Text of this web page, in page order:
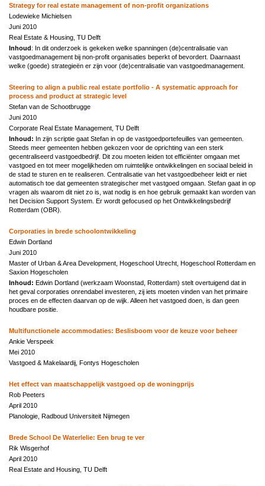
Strategy for real estate management of non-profit organizations
Lodewieke Michielsen
Juni 2010
Real Estate & Housing, TU Delft
Inhoud: In dit onderzoek is gekeken welke spanningen (de)centralisatie van
vastgoedmanagement bij non-profit organisaties beperkt of bevordert. Daarnaast
welke (goede) strategieën er zijn voor (de)centralisatie van vastgoedmanagement.
Steering to align a public real estate portfolio - A systematic approach for
process and product at strategic level
Stefan van de Schootbrugge
Juni 2010
Corporate Real Estate Management, TU Delft
Inhoud: In zijn scriptie gaat Stefan in op de vastgoedportefeuilles van gemeenten.
Steeds meer gemeenten hebben gekozen voor de oprichting van een sterk
gecentraliseerd vastgoedbedrijf. Dit zou moeten leiden tot efficiënter omgaan met
vastgoed en tot meer mogelijkheden om ruimtelijke ontwikkelingen en sociaal beleid in
de stad te sturen en te realiseren. Centralisatie van het vastgoedbeheer leidt er niet
automatisch toe dat gemeenten strategischer met vastgoed omgaan. Stefan gaat in op
vragen als waarom dit niet zo is, wat nodig is en hoe gebruik gemaakt kan worden van
het Decision Support System. Er wordt gefocused op het Ontwikkelingsbedrijf
Rotterdam (OBR).
Corporaties in brede schoolontwikkeling
Edwin Dortland
Juni 2010
Master of Urban & Area Development, Hogeschool Utrecht, Hogeschool Rotterdam en
Saxion Hogescholen
Inhoud: Edwin Dortland (werkzaam Woonstad, Rotterdam) stelt overtuigend dat in
het geval corporaties onrendabel investeren, zij iets moeten vinden van het primaire
proces en de effecten daarvan op de wijk. Alleen het vastgoed doen, is dan geen
houdbare positie.
Multifunctionele accommodaties: Beslisboom voor de keuze voor beheer
Ankie Verspeek
Mei 2010
Vastgoed & Makelaardij, Fontys Hogescholen
Het effect van maatschappelijk vastgoed op de woningprijs
Rob Peeters
April 2010
Planologie, Radboud Universiteit Nijmegen
Brede School De Waterlelie: Een brug te ver
Rik Wisgerhof
April 2010
Real Estate and Housing, TU Delft